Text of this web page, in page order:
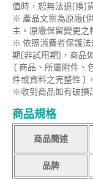
值時，恕無法退(換)
※ 產品文案為原廠(
主。原廠保留變更之
※ 依照消費者保護法
期(非試用期)，商品
( 商品、所屬附件、
件或資料之完整性 )
※收到商品如有破損
商品規格
商品簡述
品牌